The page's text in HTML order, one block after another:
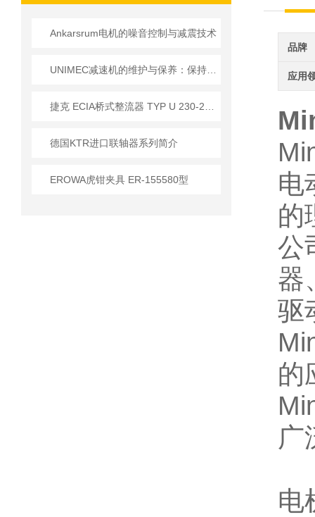
Ankarsrum电机的噪音控制与减震技术
德国KTR进口联轴器系列简介
EROWA虎钳夹具 ER-155580型
品牌
应用
电
的
公
器
驱
的
广
电